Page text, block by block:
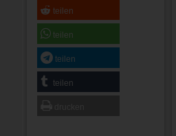
teilen
teilen
teilen
teilen